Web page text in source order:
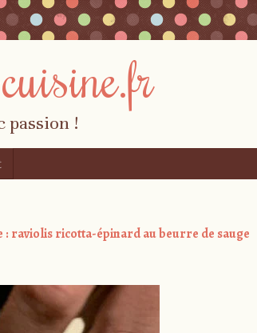
passion !
: raviolis ricotta-épinard au beurre de sauge